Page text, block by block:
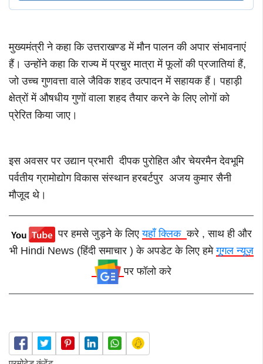
मुख्यमंत्री ने कहा कि उत्तराखण्ड में मौन पालन की अपार संभावनाएं
हैं। उन्होंने कहा कि राज्य में प्रचुर मात्रा में फूलों की प्रजातियां हैं,
जो उच्च गुणवत्ता वाले जैविक शहद उत्पादन में सहायक हैं। पहाड़ी
क्षेत्रों में औषधीय गुणों वाला शहद तैयार करने के लिए लोगों को
प्रेरित किया जाए।
इस अवसर पर उद्यान प्रभारी दीपक पुरोहित और चेयरमैन देवभूमि
पर्वतीय ग्रामोद्योग विकास संस्थान हरबर्टपुर अजय कुमार सैनी
मौजूद थे।
पर हमसे जुड़ने के लिएयहाँ क्लिककरे , साथ ही और
भी Hindi News (हिंदी समाचार ) के अपडेट के लिए हमेगूगल न्यूज़
पर फॉलो करे